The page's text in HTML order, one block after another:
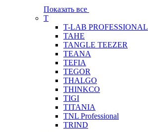
Показать все
T
T-LAB PROFESSIONAL
TAHE
TANGLE TEEZER
TEANA
TEFIA
TEGOR
THALGO
THINKCO
TIGI
TITANIA
TNL Professional
TRIND